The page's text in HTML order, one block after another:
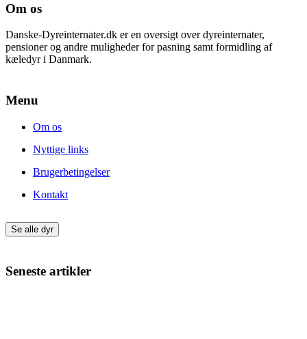
Om os
Danske-Dyreinternater.dk er en oversigt over dyreinternater,
pensioner og andre muligheder for pasning samt formidling af
kæledyr i Danmark.
Menu
Om os
Nyttige links
Brugerbetingelser
Kontakt
Se alle dyr
Seneste artikler